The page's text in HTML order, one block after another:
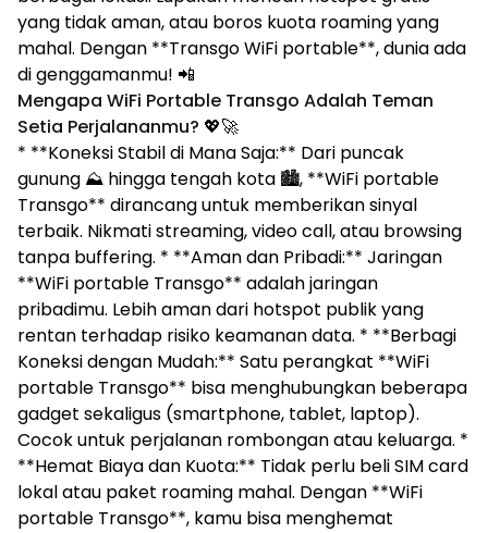
yang tidak aman, atau boros kuota roaming yang
mahal. Dengan **Transgo WiFi portable**, dunia ada
di genggamanmu! 📲
Mengapa WiFi Portable Transgo Adalah Teman
Setia Perjalananmu? 💖🚀
* **Koneksi Stabil di Mana Saja:** Dari puncak
gunung ⛰️ hingga tengah kota 🏙️, **WiFi portable
Transgo** dirancang untuk memberikan sinyal
terbaik. Nikmati streaming, video call, atau browsing
tanpa buffering. * **Aman dan Pribadi:** Jaringan
**WiFi portable Transgo** adalah jaringan
pribadimu. Lebih aman dari hotspot publik yang
rentan terhadap risiko keamanan data. * **Berbagi
Koneksi dengan Mudah:** Satu perangkat **WiFi
portable Transgo** bisa menghubungkan beberapa
gadget sekaligus (smartphone, tablet, laptop).
Cocok untuk perjalanan rombongan atau keluarga. *
**Hemat Biaya dan Kuota:** Tidak perlu beli SIM card
lokal atau paket roaming mahal. Dengan **WiFi
portable Transgo**, kamu bisa menghemat